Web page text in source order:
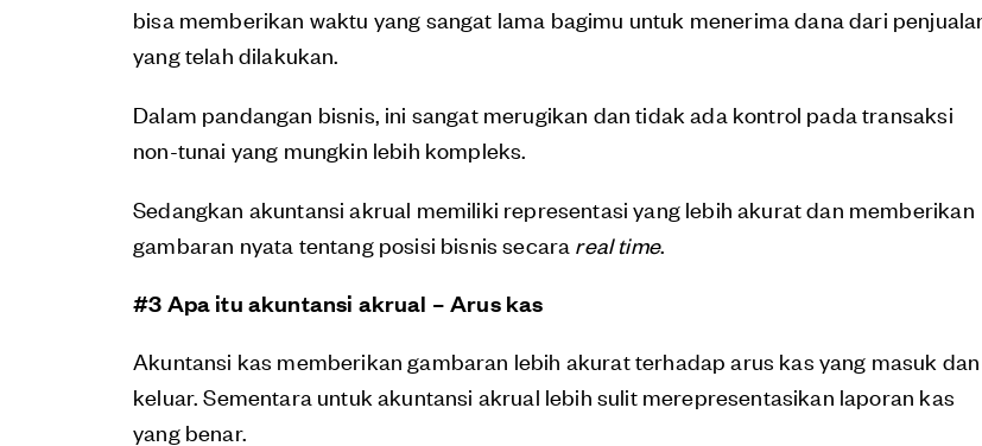
bisa memberikan waktu yang sangat lama bagimu untuk menerima dana dari
yang telah dilakukan.
Dalam pandangan bisnis, ini sangat merugikan dan tidak ada kontrol pada transaksi
non-tunai yang mungkin lebih kompleks.
Sedangkan akuntansi akrual memiliki representasi yang lebih akurat dan memberikan
gambaran nyata tentang posisi bisnis secara real time.
#3 Apa itu akuntansi akrual – Arus kas
Akuntansi kas memberikan gambaran lebih akurat terhadap arus kas yang masuk dan
keluar. Sementara untuk akuntansi akrual lebih sulit merepresentasikan laporan kas
yang benar.